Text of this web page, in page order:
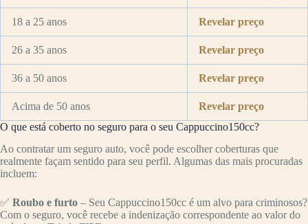
18 a 25 anos Revelar preço
26 a 35 anos Revelar preço
36 a 50 anos Revelar preço
Acima de 50 anos
Revelar preço
O que está coberto no seguro para o seu Cappuccino150cc?
Ao contratar um seguro auto, você pode escolher coberturas que
realmente façam sentido para seu perfil. Algumas das mais procuradas
incluem:
✅ Roubo e furto – Seu Cappuccino150cc é um alvo para criminosos?
Com o seguro, você recebe a indenização correspondente ao valor do